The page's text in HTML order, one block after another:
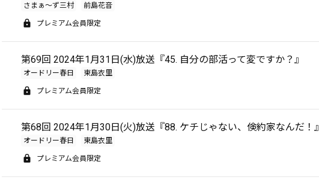
さまぁ～ず三村 前島花音
プレミアム会員限定
第69回 2024年1月31日(水)放送『45. 自分の部活って変ですか？』
オードリー春日 東島衣里
プレミアム会員限定
第68回 2024年1月30日(火)放送『88. ケチじゃない、倹約家なんだ！』
オードリー春日 東島衣里
プレミアム会員限定